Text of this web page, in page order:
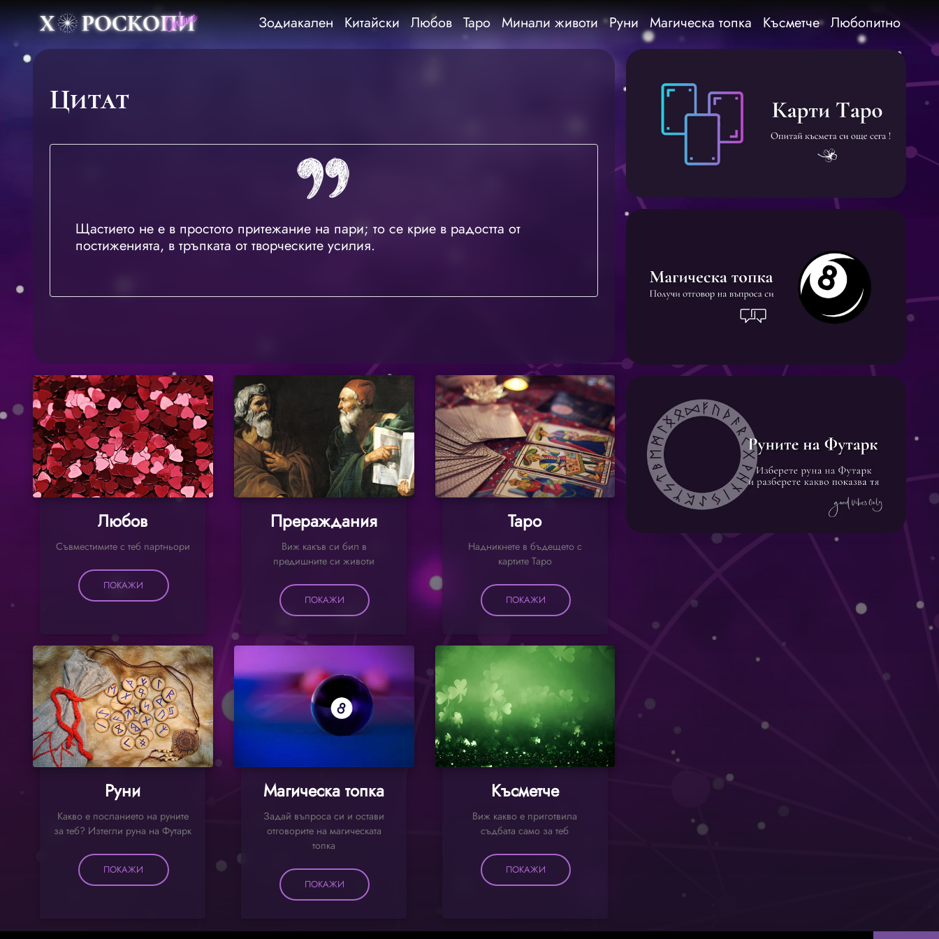
Зодиакален Китайски Любов Таро Минали животи Руни Магическа топка Късметче Любопитно
Цитат
Щастието не е в простото притежание на пари; то се крие в радостта от
постиженията, в тръпката от творческите усилия.
Любов
Съвместимите с теб партньори
ПОКАЖИ
Прераждания
Виж какъв си бил в
предишните си животи
ПОКАЖИ
Таро
Надникнете в бъдещето с
картите Таро
ПОКАЖИ
Руни
Какво е посланието на руните
за теб? Изтегли руна на Футарк
ПОКАЖИ
Магическа топка
Задай въпроса си и остави
отговорите на магическата
топка
ПОКАЖИ
Късметче
Виж какво е приготвила
съдбата само за теб
ПОКАЖИ